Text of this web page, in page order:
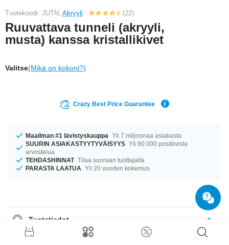
Tuotekoodi: JUTN, Akryyli (22)
Ruuvattava tunneli (akryyli,
musta) kanssa kristallikivet
Valitse(Mikä on kokoni?)
Crazy Best Price Guarantee
Maailman #1 lävistyskauppa Yli 7 miljoonaa asiakasta
SUURIN ASIAKASTYYTYVÄISYYS Yli 80 000 positiivista
arvostelua
TEHDASHINNAT Tilaa suoraan tuottajalta
PARASTA LAATUA Yli 20 vuoden kokemus
Tuotetiedot
Klassinen flesh-tunneli, jossa on pieniä tekotimantteja eri väreissä. Sopii